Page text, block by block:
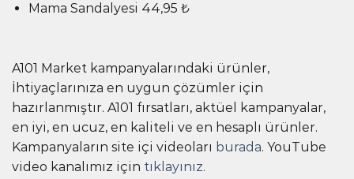
Mama Sandalyesi 44,95 ₺
A101 Market kampanyalarındaki ürünler,
İhtiyaçlarınıza en uygun çözümler için
hazırlanmıştır. A101 fırsatları, aktüel kampanyalar,
en iyi, en ucuz, en kaliteli ve en hesaplı ürünler.
Kampanyaların site içi videoları burada. YouTube
video kanalımız için tıklayınız.